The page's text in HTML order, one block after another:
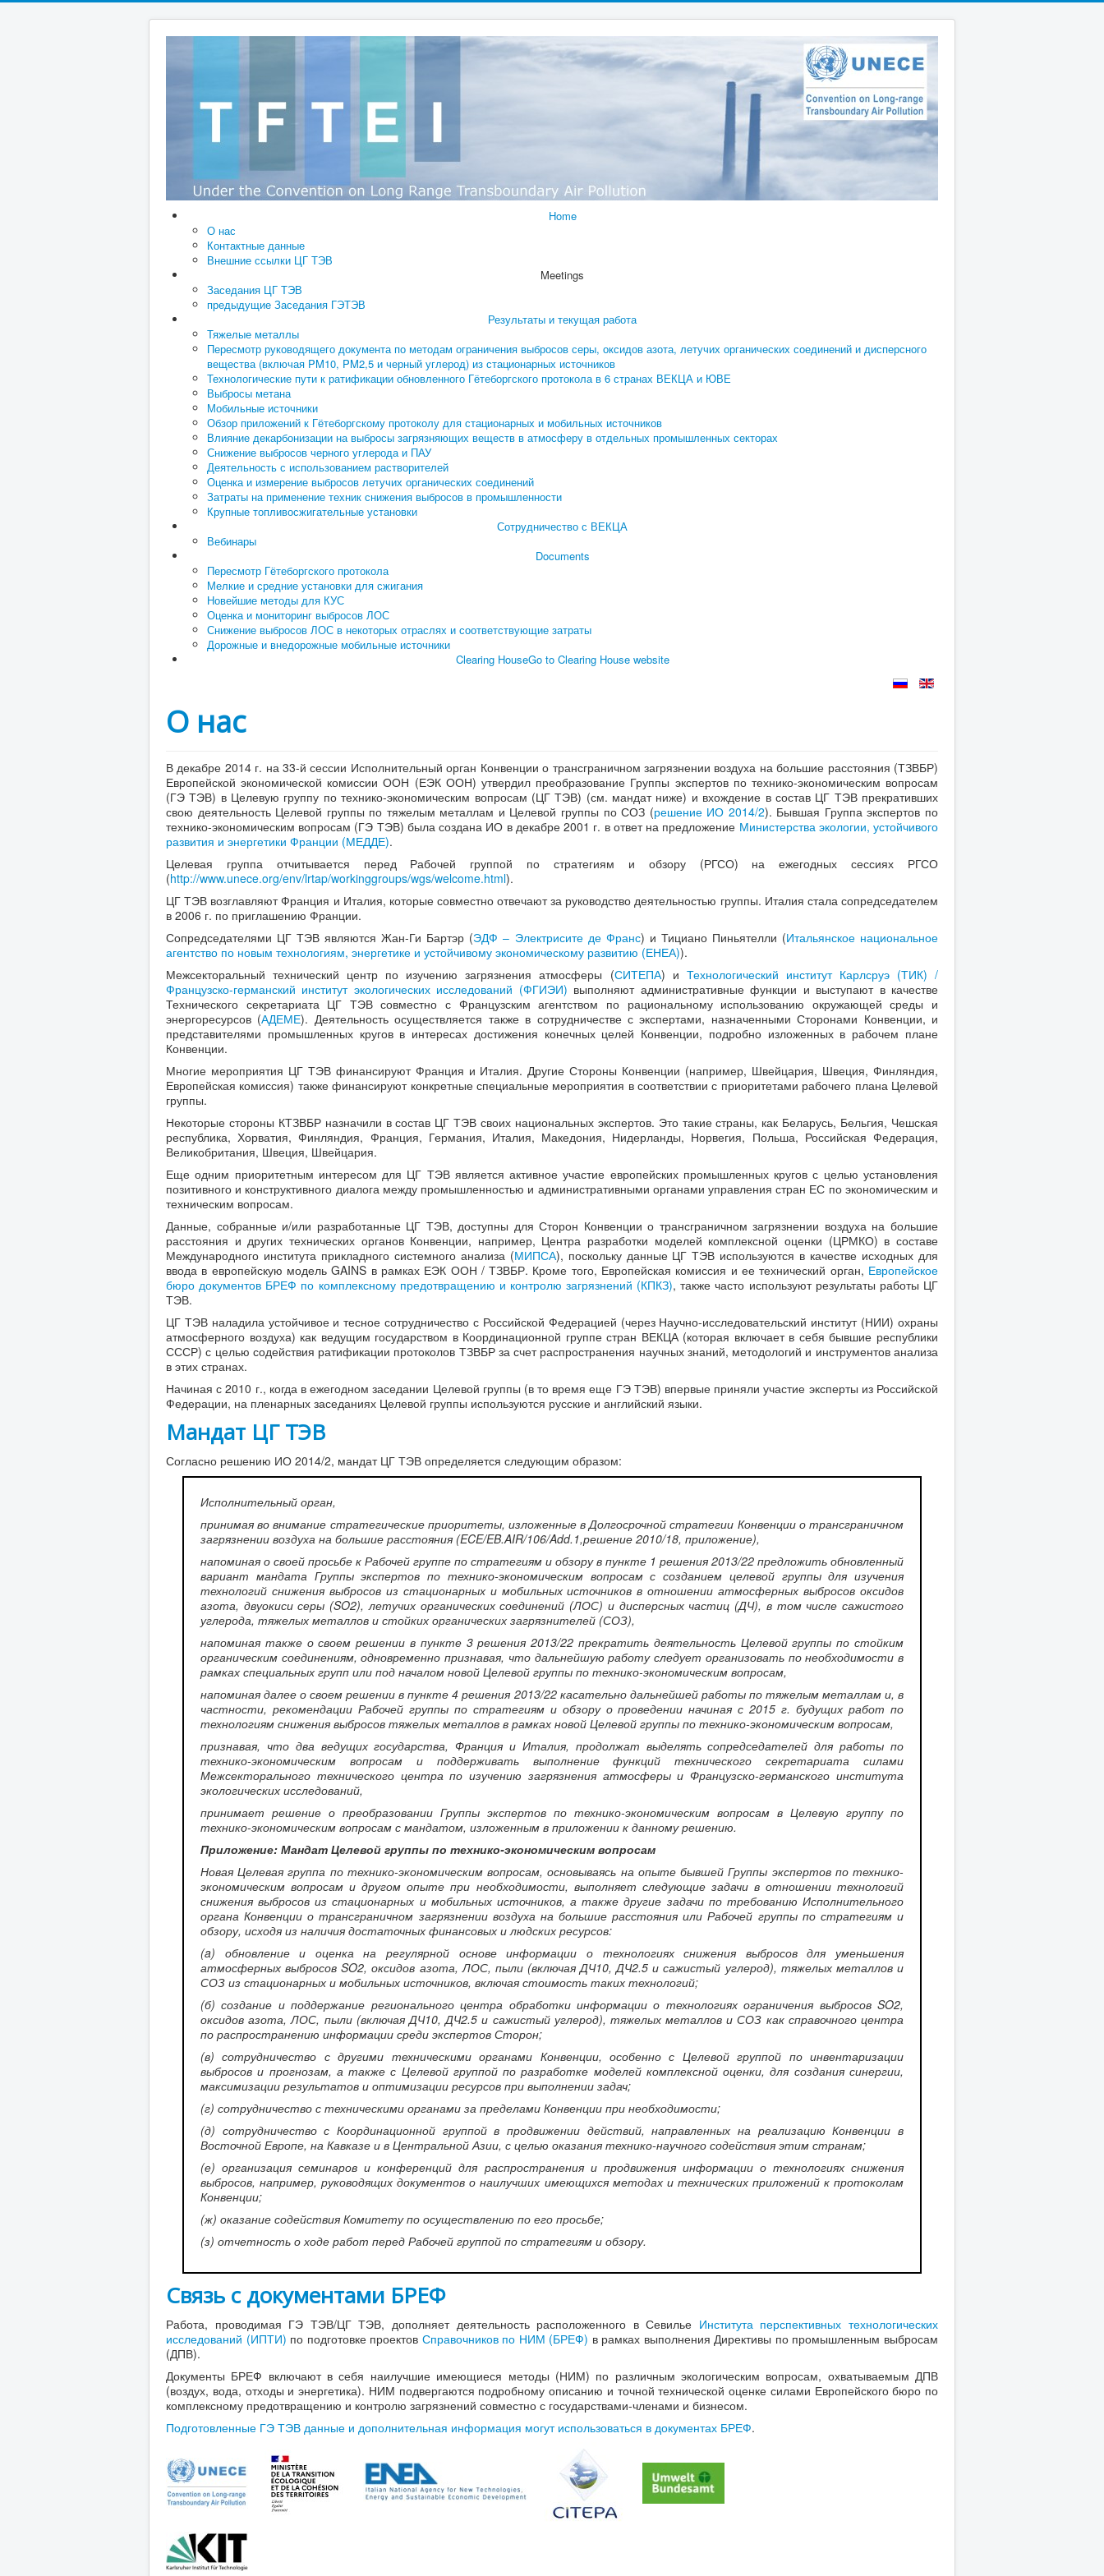
Home
О нас
Контактные данные
Внешние ссылки ЦГ ТЭВ
Meetings
Заседания ЦГ ТЭВ
предыдущие Заседания ГЭТЭВ
Результаты и текущая работа
Тяжелые металлы
Пересмотр руководящего документа по методам ограничения выбросов серы, оксидов азота, летучих органических соединений и дисперсного
вещества (включая PM10, PM2,5 и черный углерод) из стационарных источников
Технологические пути к ратификации обновленного Гётеборгского протокола в 6 странах ВЕКЦА и ЮВЕ
Выбросы метана
Мобильные источники
Обзор приложений к Гётеборгскому протоколу для стационарных и мобильных источников
Влияние декарбонизации на выбросы загрязняющих веществ в атмосферу в отдельных промышленных секторах
Снижение выбросов черного углерода и ПАУ
Деятельность с использованием растворителей
Оценка и измерение выбросов летучих органических соединений
Затраты на применение техник снижения выбросов в промышленности
Крупные топливосжигательные установки
Сотрудничество с ВЕКЦА
Вебинары
Documents
Пересмотр Гётеборгского протокола
Мелкие и средние установки для сжигания
Новейшие методы для КУС
Оценка и мониторинг выбросов ЛОС
Снижение выбросов ЛОС в некоторых отраслях и соответствующие затраты
Дорожные и внедорожные мобильные источники
Clearing HouseGo to Clearing House website
О нас
В декабре 2014 г. на 33-й сессии Исполнительный орган Конвенции о трансграничном загрязнении воздуха на большие расстояния (ТЗВБР)
Европейской экономической комиссии ООН (ЕЭК ООН) утвердил преобразование Группы экспертов по технико-экономическим вопросам
(ГЭ ТЭВ) в Целевую группу по технико-экономическим вопросам (ЦГ ТЭВ) (см. мандат ниже) и вхождение в состав ЦГ ТЭВ прекративших
свою деятельность Целевой группы по тяжелым металлам и Целевой группы по СОЗ (решение ИО 2014/2). Бывшая Группа экспертов по
технико-экономическим вопросам (ГЭ ТЭВ) была создана ИО в декабре 2001 г. в ответ на предложение Министерства экологии, устойчивого
развития и энергетики Франции (МЕДДЕ).
Целевая группа отчитывается перед Рабочей группой по стратегиям и обзору (РГСО) на ежегодных сессиях РГСО
(http://www.unece.org/env/lrtap/workinggroups/wgs/welcome.html).
ЦГ ТЭВ возглавляют Франция и Италия, которые совместно отвечают за руководство деятельностью группы. Италия стала сопредседателем
в 2006 г. по приглашению Франции.
Сопредседателями ЦГ ТЭВ являются Жан-Ги Бартэр (ЭДФ – Электрисите де Франс) и Тициано Пиньятелли (Итальянское национальное
агентство по новым технологиям, энергетике и устойчивому экономическому развитию (ЕНЕА)).
Межсекторальный технический центр по изучению загрязнения атмосферы (СИТЕПА) и Технологический институт Карлсруэ (ТИК) /
Французско-германский институт экологических исследований (ФГИЭИ) выполняют административные функции и выступают в качестве
Технического секретариата ЦГ ТЭВ совместно с Французским агентством по рациональному использованию окружающей среды и
энергоресурсов (АДЕМЕ). Деятельность осуществляется также в сотрудничестве с экспертами, назначенными Сторонами Конвенции, и
представителями промышленных кругов в интересах достижения конечных целей Конвенции, подробно изложенных в рабочем плане
Конвенции.
Многие мероприятия ЦГ ТЭВ финансируют Франция и Италия. Другие Стороны Конвенции (например, Швейцария, Швеция, Финляндия,
Европейская комиссия) также финансируют конкретные специальные мероприятия в соответствии с приоритетами рабочего плана Целевой
группы.
Некоторые стороны КТЗВБР назначили в состав ЦГ ТЭВ своих национальных экспертов. Это такие страны, как Беларусь, Бельгия, Чешская
республика, Хорватия, Финляндия, Франция, Германия, Италия, Македония, Нидерланды, Норвегия, Польша, Российская Федерация,
Великобритания, Швеция, Швейцария.
Еще одним приоритетным интересом для ЦГ ТЭВ является активное участие европейских промышленных кругов с целью установления
позитивного и конструктивного диалога между промышленностью и административными органами управления стран ЕС по экономическим и
техническим вопросам.
Данные, собранные и/или разработанные ЦГ ТЭВ, доступны для Сторон Конвенции о трансграничном загрязнении воздуха на большие
расстояния и других технических органов Конвенции, например, Центра разработки моделей комплексной оценки (ЦРМКО) в составе
Международного института прикладного системного анализа (МИПСА), поскольку данные ЦГ ТЭВ используются в качестве исходных для
ввода в европейскую модель GAINS в рамках ЕЭК ООН / ТЗВБР. Кроме того, Европейская комиссия и ее технический орган, Европейское
бюро документов БРЕФ по комплексному предотвращению и контролю загрязнений (КПКЗ), также часто используют результаты работы ЦГ
ТЭВ.
ЦГ ТЭВ наладила устойчивое и тесное сотрудничество с Российской Федерацией (через Научно-исследовательский институт (НИИ) охраны
атмосферного воздуха) как ведущим государством в Координационной группе стран ВЕКЦА (которая включает в себя бывшие республики
СССР) с целью содействия ратификации протоколов ТЗВБР за счет распространения научных знаний, методологий и инструментов анализа
в этих странах.
Начиная с 2010 г., когда в ежегодном заседании Целевой группы (в то время еще ГЭ ТЭВ) впервые приняли участие эксперты из Российской
Федерации, на пленарных заседаниях Целевой группы используются русские и английский языки.
Мандат ЦГ ТЭВ
Согласно решению ИО 2014/2, мандат ЦГ ТЭВ определяется следующим образом:
Исполнительный орган,
принимая во внимание стратегические приоритеты, изложенные в Долгосрочной стратегии Конвенции о трансграничном
загрязнении воздуха на большие расстояния (ECE/EB.AIR/106/Add.1,решение 2010/18, приложение),
напоминая о своей просьбе к Рабочей группе по стратегиям и обзору в пункте 1 решения 2013/22 предложить обновленный
вариант мандата Группы экспертов по технико-экономическим вопросам с созданием целевой группы для изучения
технологий снижения выбросов из стационарных и мобильных источников в отношении атмосферных выбросов оксидов
азота, двуокиси серы (SO2), летучих органических соединений (ЛОС) и дисперсных частиц (ДЧ), в том числе сажистого
углерода, тяжелых металлов и стойких органических загрязнителей (СОЗ),
напоминая также о своем решении в пункте 3 решения 2013/22 прекратить деятельность Целевой группы по стойким
органическим соединениям, одновременно признавая, что дальнейшую работу следует организовать по необходимости в
рамках специальных групп или под началом новой Целевой группы по технико-экономическим вопросам,
напоминая далее о своем решении в пункте 4 решения 2013/22 касательно дальнейшей работы по тяжелым металлам и, в
частности, рекомендации Рабочей группы по стратегиям и обзору о проведении начиная с 2015 г. будущих работ по
технологиям снижения выбросов тяжелых металлов в рамках новой Целевой группы по технико-экономическим вопросам,
признавая, что два ведущих государства, Франция и Италия, продолжат выделять сопредседателей для работы по
технико-экономическим вопросам и поддерживать выполнение функций технического секретариата силами
Межсекторального технического центра по изучению загрязнения атмосферы и Французско-германского института
экологических исследований,
принимает решение о преобразовании Группы экспертов по технико-экономическим вопросам в Целевую группу по
технико-экономическим вопросам с мандатом, изложенным в приложении к данному решению.
Приложение: Мандат Целевой группы по технико-экономическим вопросам
Новая Целевая группа по технико-экономическим вопросам, основываясь на опыте бывшей Группы экспертов по технико-
экономическим вопросам и другом опыте при необходимости, выполняет следующие задачи в отношении технологий
снижения выбросов из стационарных и мобильных источников, а также другие задачи по требованию Исполнительного
органа Конвенции о трансграничном загрязнении воздуха на большие расстояния или Рабочей группы по стратегиям и
обзору, исходя из наличия достаточных финансовых и людских ресурсов:
(a) обновление и оценка на регулярной основе информации о технологиях снижения выбросов для уменьшения
атмосферных выбросов SO2, оксидов азота, ЛОС, пыли (включая ДЧ10, ДЧ2.5 и сажистый углерод), тяжелых металлов и
СОЗ из стационарных и мобильных источников, включая стоимость таких технологий;
(б) создание и поддержание регионального центра обработки информации о технологиях ограничения выбросов SO2,
оксидов азота, ЛОС, пыли (включая ДЧ10, ДЧ2.5 и сажистый углерод), тяжелых металлов и СОЗ как справочного центра
по распространению информации среди экспертов Сторон;
(в) сотрудничество с другими техническими органами Конвенции, особенно с Целевой группой по инвентаризации
выбросов и прогнозам, а также с Целевой группой по разработке моделей комплексной оценки, для создания синергии,
максимизации результатов и оптимизации ресурсов при выполнении задач;
(г) сотрудничество с техническими органами за пределами Конвенции при необходимости;
(д) сотрудничество с Координационной группой в продвижении действий, направленных на реализацию Конвенции в
Восточной Европе, на Кавказе и в Центральной Азии, с целью оказания технико-научного содействия этим странам;
(е) организация семинаров и конференций для распространения и продвижения информации о технологиях снижения
выбросов, например, руководящих документов о наилучших имеющихся методах и технических приложений к протоколам
Конвенции;
(ж) оказание содействия Комитету по осуществлению по его просьбе;
(з) отчетность о ходе работ перед Рабочей группой по стратегиям и обзору.
Связь с документами БРЕФ
Работа, проводимая ГЭ ТЭВ/ЦГ ТЭВ, дополняет деятельность расположенного в Севилье Института перспективных технологических
исследований (ИПТИ) по подготовке проектов Справочников по НИМ (БРЕФ) в рамках выполнения Директивы по промышленным выбросам
(ДПВ).
Документы БРЕФ включают в себя наилучшие имеющиеся методы (НИМ) по различным экологическим вопросам, охватываемым ДПВ
(воздух, вода, отходы и энергетика). НИМ подвергаются подробному описанию и точной технической оценке силами Европейского бюро по
комплексному предотвращению и контролю загрязнений совместно с государствами-членами и бизнесом.
Подготовленные ГЭ ТЭВ данные и дополнительная информация могут использоваться в документах БРЕФ.